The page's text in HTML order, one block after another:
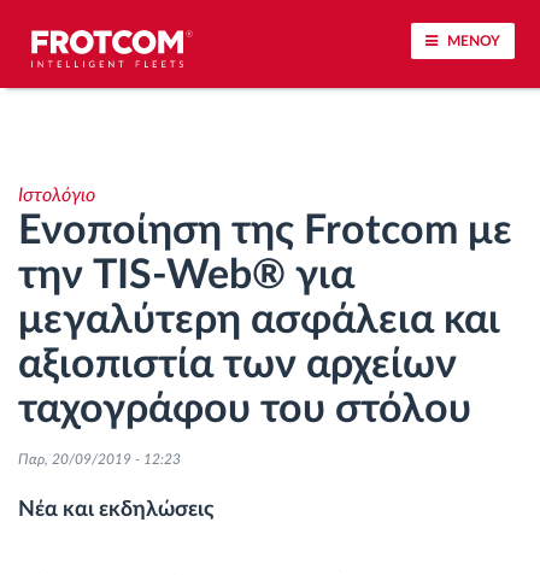
ΜΕΝΟΥ
Ανάλυση οδηγικής συμπεριφοράς
Παρακολούθηση του χρόνου οδήγησης
Διαχείριση εργατικού δυναμικού
Λήψη ταχογράφου από απόσταση
Έλεγχος πρόσβασης
Ιστολόγιο
Ενοποίηση της Frotcom με
την TIS-Web® για
μεγαλύτερη ασφάλεια και
αξιοπιστία των αρχείων
ταχογράφου του στόλου
Παρ, 20/09/2019 - 12:23
Νέα και εκδηλώσεις